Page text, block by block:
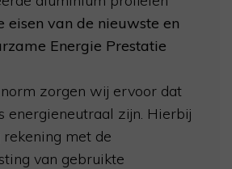
eisen van de nieuwste en
Energie Prestatie
zorgen wij ervoor dat
energieneutraal zijn. Hierbij
met de
van gebruikte